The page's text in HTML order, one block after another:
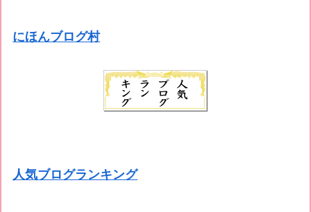
にほんブログ村
人気ブログランキング